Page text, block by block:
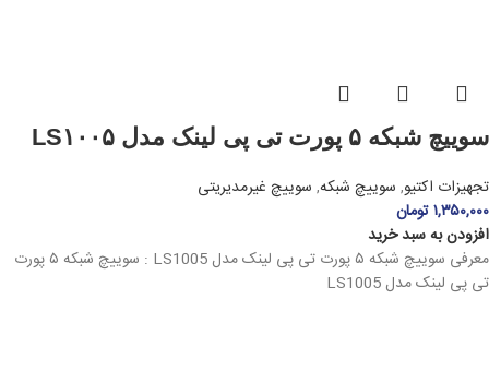
سوییچ شبکه ۵ پورت تی پی لینک مدل LS۱۰۰۵
تجهیزات اکتیو, سوییچ شبکه, سوییچ غیرمدیریتی
۱,۳۵۰,۰۰۰تومان
افزودن به سبد خرید
معرفی سوییچ شبکه ۵ پورت تی پی لینک مدل LS1005 : سوییچ شبکه ۵ پورت
تی پی لینک مدل LS1005